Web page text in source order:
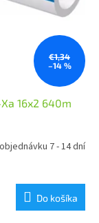
€1,34
–14 %
16x2 640m
7 - 14 dní
Do košíka